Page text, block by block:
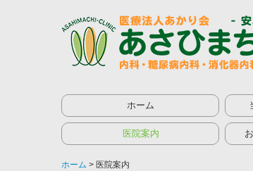
ホーム
医院案内
ホーム 医院案内